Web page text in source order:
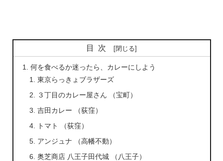
目次
何を食べるか迷ったら、カレーにしよう
東京らっきょブラザーズ
３丁目のカレー屋さん （宝町）
吉田カレー （荻窪）
トマト （荻窪）
アンジュナ （高幡不動）
奥芝商店 八王子田代城 （八王子）